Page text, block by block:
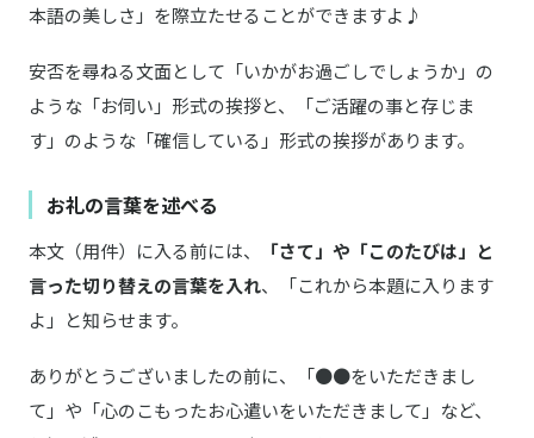
本語の美しさ」を際立たせることができますよ♪
安否を尋ねる文面として「いかがお過ごしでしょうか」の
ような「お伺い」形式の挨拶と、「ご活躍の事と存じま
す」のような「確信している」形式の挨拶があります。
お礼の言葉を述べる
本文（用件）に入る前には、
「さて」や「このたびは」と
言った切り替えの言葉を入れ、「これから本題に入ります
よ」と知らせます。
ありがとうございましたの前に、「●●をいただきまし
て」や「心のこもったお心遣いをいただきまして」など、